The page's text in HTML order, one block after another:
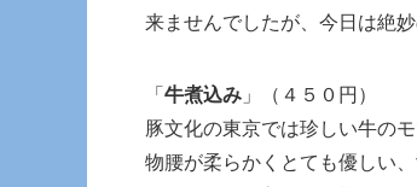
来ませんでしたが、今日は絶
「 牛煮込み 」（４５０円）
豚文化の東京では珍しい牛の
物腰が柔らかくとても優しい